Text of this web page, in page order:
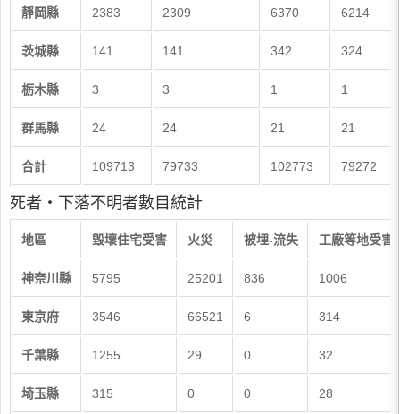
靜岡縣 2383 2309 6370 6214
茨城縣 141 141 342 324
栃木縣 3 3 1 1
群馬縣 24 24 21 21
合計 109713 79733 102773 79272
死者・下落不明者數目統計
地區 毀壞住宅受害 火災 被埋-流失 工廠等地受害
神奈川縣 5795 25201 836 1006
東京府 3546 66521 6 314
千葉縣 1255 29 0 32
埼玉縣 315 0 0 28